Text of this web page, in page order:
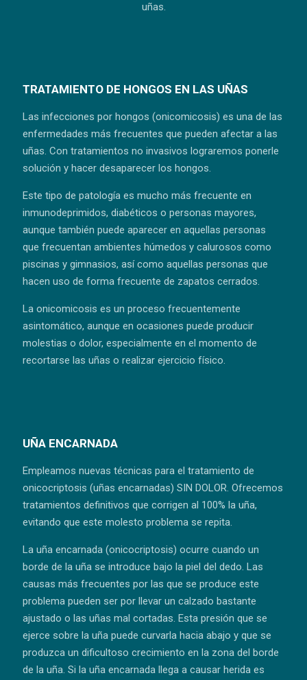
uñas.
TRATAMIENTO DE HONGOS EN LAS UÑAS
Las infecciones por hongos (onicomicosis) es una de las
enfermedades más frecuentes que pueden afectar a las
uñas. Con tratamientos no invasivos lograremos ponerle
solución y hacer desaparecer los hongos.
Este tipo de patología es mucho más frecuente en
inmunodeprimidos, diabéticos o personas mayores,
aunque también puede aparecer en aquellas personas
que frecuentan ambientes húmedos y calurosos como
piscinas y gimnasios, así como aquellas personas que
hacen uso de forma frecuente de zapatos cerrados.
La onicomicosis es un proceso frecuentemente
asintomático, aunque en ocasiones puede producir
molestias o dolor, especialmente en el momento de
recortarse las uñas o realizar ejercicio físico.
UÑA ENCARNADA
Empleamos nuevas técnicas para el tratamiento de
onicocriptosis (uñas encarnadas) SIN DOLOR. Ofrecemos
tratamientos definitivos que corrigen al 100% la uña,
evitando que este molesto problema se repita.
La uña encarnada (onicocriptosis) ocurre cuando un
borde de la uña se introduce bajo la piel del dedo. Las
causas más frecuentes por las que se produce este
problema pueden ser por llevar un calzado bastante
ajustado o las uñas mal cortadas. Esta presión que se
ejerce sobre la uña puede curvarla hacia abajo y que se
produzca un dificultoso crecimiento en la zona del borde
de la uña. Si la uña encarnada llega a causar herida es